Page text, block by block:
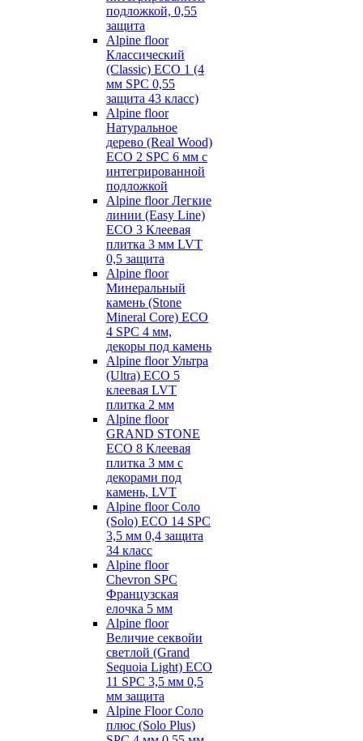
подложкой, 0,55
защита
Alpine floor
Классический
(Classic) ECO 1 (4
мм SPC 0,55
защита 43 класс)
Alpine floor
Натуральное
дерево (Real Wood)
ECO 2 SPC 6 мм с
интегрированной
подложкой
Alpine floor Легкие
линии (Easy Line)
ECO 3 Клеевая
плитка 3 мм LVT
0,5 защита
Alpine floor
Минеральный
камень (Stone
Mineral Core) ECO
4 SPC 4 мм,
декоры под камень
Alpine floor Ультра
(Ultra) ECO 5
клеевая LVT
плитка 2 мм
Alpine floor
GRAND STONE
ECO 8 Клеевая
плитка 3 мм с
декорами под
камень, LVT
Alpine floor Соло
(Solo) ECO 14 SPC
3,5 мм 0,4 защита
34 класс
Alpine floor
Chevron SPC
Французская
елочка 5 мм
Alpine floor
Величие секвойи
светлой (Grand
Sequoia Light) ECO
11 SPC 3,5 мм 0,5
мм защита
Alpine Floor Соло
плюс (Solo Plus)